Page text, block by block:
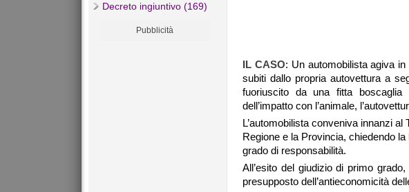
Decreto ingiuntivo (169)
Pubblicità
IL CASO: Un automobilista agiva
subiti dallo propria autovettura a
fuoriuscito da una fitta
dell’impatto con l’animale,
L’automobilista conveniva innanzi al
Regione e la Provincia, chiedendo
grado di responsabilità.
All’esito del giudizio di primo
presupposto dell’antieconomicità